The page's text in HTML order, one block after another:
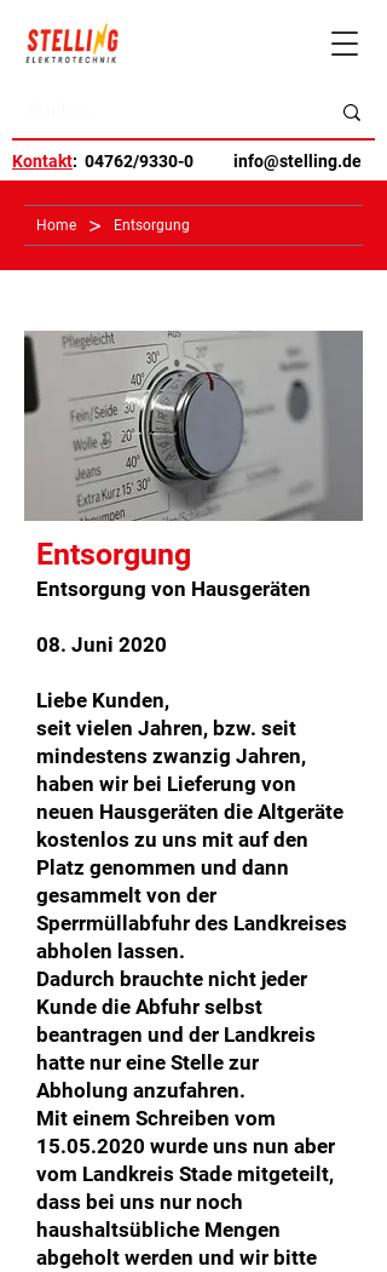
Kontakt: 04762/9330-0 info@stelling.de
Home > Entsorgung
Entsorgung
Entsorgung von Hausgeräten
08. Juni 2020
Liebe Kunden,
seit vielen Jahren, bzw. seit
mindestens zwanzig Jahren,
haben wir bei Lieferung von
neuen Hausgeräten die Altgeräte
kostenlos zu uns mit auf den
Platz genommen und dann
gesammelt von der
Sperrmüllabfuhr des Landkreises
abholen lassen.
Dadurch brauchte nicht jeder
Kunde die Abfuhr selbst
beantragen und der Landkreis
hatte nur eine Stelle zur
Abholung anzufahren.
Mit einem Schreiben vom
15.05.2020 wurde uns nun aber
vom Landkreis Stade mitgeteilt,
dass bei uns nur noch
haushaltsübliche Mengen
abgeholt werden und wir bitte